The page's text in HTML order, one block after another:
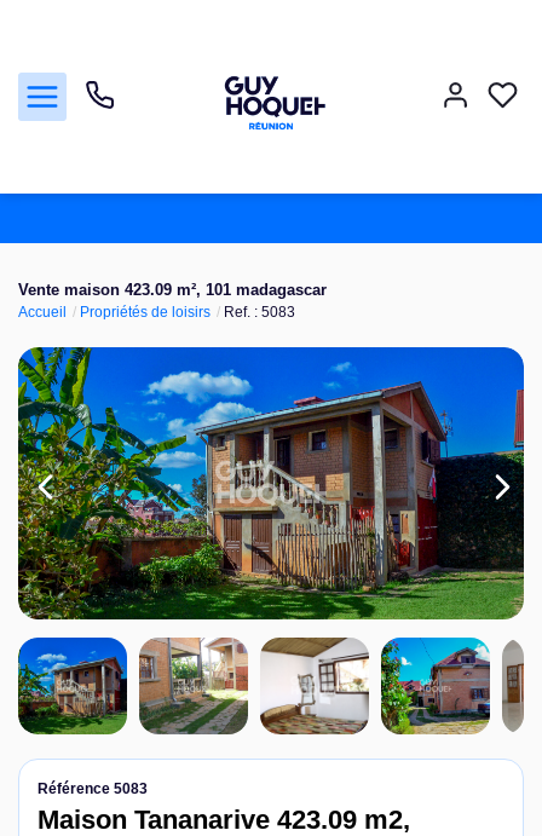
Vendre
Louer
Faire gérer
Nos agences
Nous contacter
Vente maison 423.09 m², 101 madagascar
Accueil Propriétés de loisirs Ref. : 5083
Référence 5083
Maison Tananarive 423.09 m2,